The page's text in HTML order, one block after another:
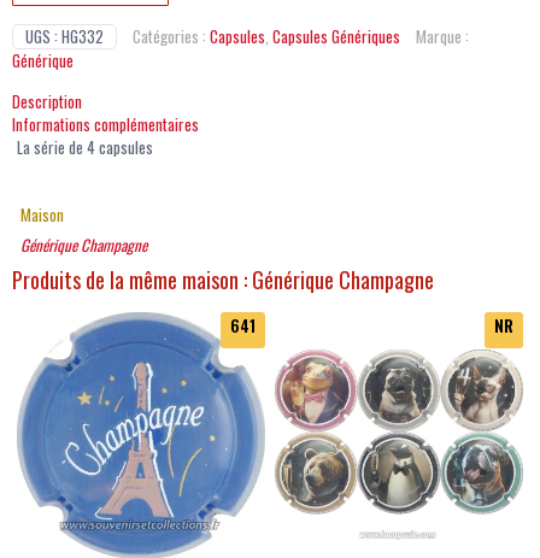
UGS : HG332 Catégories : Capsules, Capsules Génériques
Marque :
Générique
Description
Informations complémentaires
La série de 4 capsules
Maison
Générique Champagne
Produits de la même maison : Générique Champagne
641 NR